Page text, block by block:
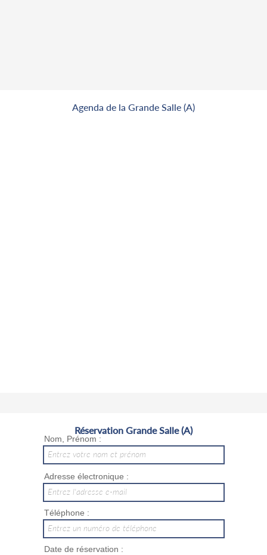
Agenda de la Grande Salle (A)
Réservation Grande Salle (A)
Nom, Prénom :
Entrez votre nom et prénom
Adresse électronique :
Entrez l'adresse e-mail
Date de réservation :
Téléphone :
Entrez un numéro de téléphone